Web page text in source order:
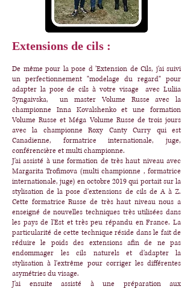
Extensions de cils :
De même pour la pose d 'Extension de Cils, j'ai suivi
un perfectionnement "modelage du regard" pour
adapter la pose de cils à votre visage avec Luliia
Syngaivska, un master Volume Russe avec la
championne Inna Kovalshenko et une formation
Volume Russe et Méga Volume Russe de trois jours
avec la championne Roxy Canty Curry qui est
Canadienne, formatrice internationale, juge,
conférencière et multi championne.
J'ai assisté à une formation de très haut niveau avec
Margarita Trofimova (multi championne , formatrice
internationale, juge) en octobre 2019 qui portait sur la
stylisation de la pose d'extensions de cils de A à Z.
Cette formatrice Russe de très haut niveau nous a
enseigné de nouvelles techniques très utilisées dans
les pays de l'Est et très peu répandu en France. La
particularité de cette technique réside dans le fait de
réduire le poids des extensions afin de ne pas
endommager les cils naturels et d'adapter la
stylisation à l'extrême pour corriger les différentes
asymétries du visage.
J'ai ensuite assisté à une préparation aux